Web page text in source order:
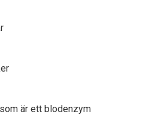
är ett blodenzym